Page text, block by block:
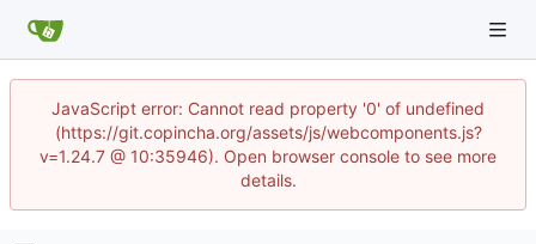
JavaScript error: Cannot read property '0' of undefined
(https://git.copincha.org/assets/js/webcomponents.js?
v=1.24.7 @ 10:35946). Open browser console to see more
details.